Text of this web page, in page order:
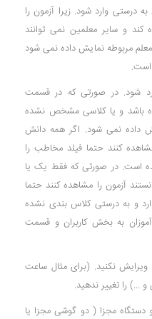
درستی وارد شود. زیرا آزمون را
و سایر معلمین نمی توانند
مربوطه نمایش داده نمی شود
است.
شود. در صورتی که در قسمت
باشد و یا کلاسی مشخص نشده
داده نمی شود. اگر همه دانش
کنند حتما فیلد مخاطب را
است. در صورتی که فقط یک یا
آزمون را مشاهده کنند حتما
و به درستی کلاس بندی نشده
به بخش کاربران و قسمت
ویرایش نکنید. (برای مثال ساعت
...) را تغییر ندهید.
دستگاه مجزا ( دو گوشی مجزا یا